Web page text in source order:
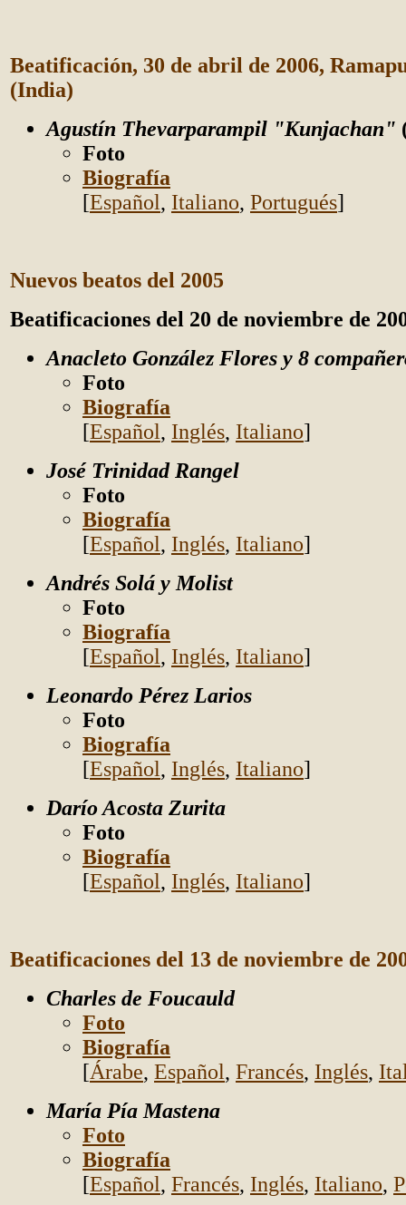
Beatificación, 30 de abril de 2006,
(India)
Agustín Thevarparampil "Kunjachan"
Foto
Biografía
[Español, Italiano, Portugués]
Nuevos beatos del 2005
Beatificaciones del 20 de noviembre de
Anacleto González Flores y 8 compa
Foto
Biografía
[Español, Inglés, Italiano]
JoséTrinidad Rangel
Foto
Biografía
[Español, Inglés, Italiano]
Andrés Solá y Molist
Foto
Biografía
[Español, Inglés, Italiano]
Leonardo Pérez Larios
Foto
Biografía
[Español, Inglés, Italiano]
Darío Acosta Zurita
Foto
Biografía
[Español, Inglés, Italiano]
Beatificaciones del 13 de noviembre de
Charles de Foucauld
Foto
Biografía
[Árabe, Español, Francés, Inglés,
María Pía Mastena
Foto
Biografía
[Español, Francés, Inglés, Italiano,